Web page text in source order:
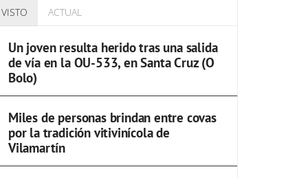
VISTO ACTUAL
Un joven resulta herido tras una salida
de vía en la OU-533, en Santa Cruz (O
Bolo)
Miles de personas brindan entre covas
por la tradición vitivinícola de
Vilamartín